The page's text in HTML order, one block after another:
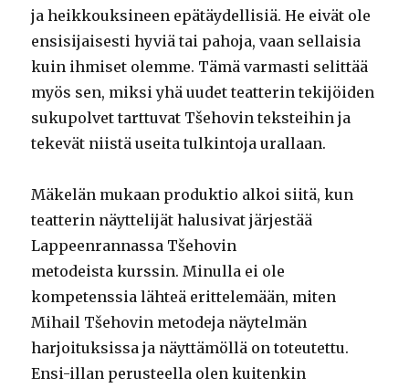
ja heikkouksineen epätäydellisiä. He eivät ole
ensisijaisesti hyviä tai pahoja, vaan sellaisia
kuin ihmiset olemme. Tämä varmasti selittää
myös sen, miksi yhä uudet teatterin tekijöiden
sukupolvet tarttuvat Tšehovin teksteihin ja
tekevät niistä useita tulkintoja urallaan.
Mäkelän mukaan produktio alkoi siitä, kun
teatterin näyttelijät halusivat järjestää
Lappeenrannassa Tšehovin
metodeista kurssin. Minulla ei ole
kompetenssia lähteä erittelemään, miten
Mihail Tšehovin metodeja näytelmän
harjoituksissa ja näyttämöllä on toteutettu.
Ensi-illan perusteella olen kuitenkin